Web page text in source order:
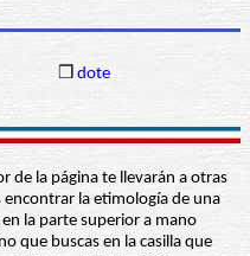
❒ dote
de la página te llevarán a otras
encontrar la etimología de una
la parte superior a mano
que buscas en la casilla que